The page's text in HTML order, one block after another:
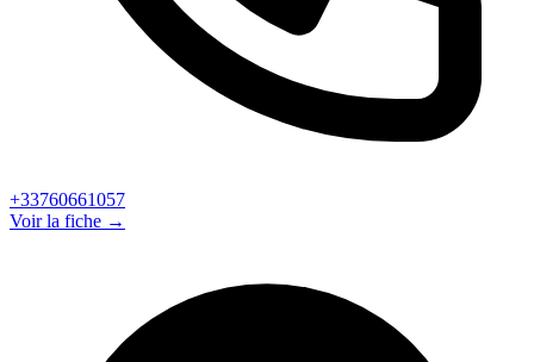
+33760661057
Voir la fiche →